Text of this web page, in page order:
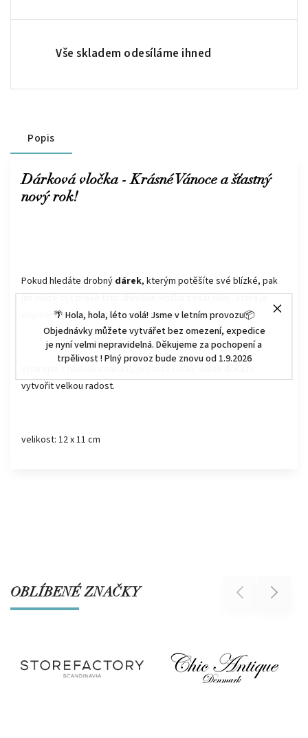
🌴 Hola, hola, léto volá! Jsme v letním provozu📦
Objednávky můžete vytvářet bez omezení, expedice
je nyní velmi nepravidelná. Děkujeme za pochopení a
trpělivost ! Plný provoz bude znovu od 1.9.2026
Vše skladem odesíláme ihned
Popis
Dárková vločka - Krásné Vánoce a šťastný
nový rok!
Pokud hledáte drobný dárek, kterým potěšíte své blízké, pak
jím může být právě tato dřevěná vločka z naší dílny, která je
doplněná o vánoční motiv a český text.
vytvořit velkou radost.
velikost: 12 x 11 cm
OBLÍBENÉ ZNAČKY Previous Next